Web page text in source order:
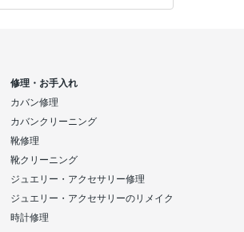
修理・お手入れ
カバン修理
カバンクリーニング
靴修理
靴クリーニング
ジュエリー・アクセサリー修理
ジュエリー・アクセサリーのリメイク
時計修理